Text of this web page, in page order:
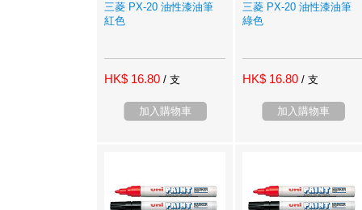
三菱 PX-20 油性漆油筆
紅色
HK$ 16.80 / 支
加入購物車
三菱 PX-20 油性漆油筆
綠色
HK$ 16.80 / 支
加入購物車